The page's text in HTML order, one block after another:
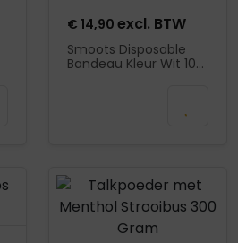
€ 14,90 excl. BTW
Smoots Disposable
Bandeau Kleur Wit 100
Product openen